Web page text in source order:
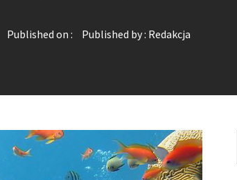
Published on : Published by : Redakcja